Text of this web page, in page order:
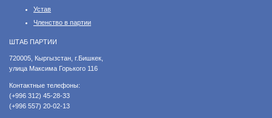
Устав
Членство в партии
ШТАБ ПАРТИИ
​720005, Кыргызстан, г.Бишкек,
улица Максима Горького 116
Контактные телефоны:
(+996 312) 45-28-33
(+996 557) 20-02-13